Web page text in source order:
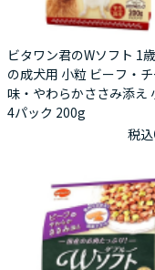
ビタワン君のWソフト 1
の成犬用 小粒 ビーフ・
味・やわらかささみ添え
4パック 200g
税込